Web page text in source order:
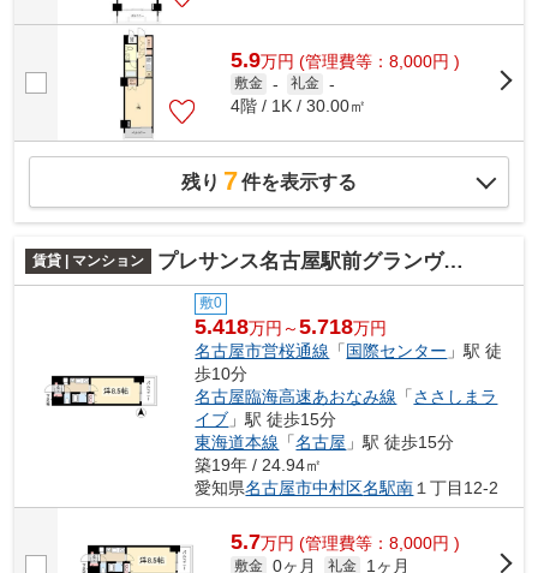
5.9万円 (管理費等：8,000円 )
敷金 - 礼金 -
4階 / 1K / 30.00㎡
残り 7件を表示する
賃貸 | マンション プレサンス名古屋駅前グランヴィル
敷0
5.418万円～5.718万円
名古屋市営桜通線 「国際センター 」駅 徒
歩10分
名古屋臨海高速あおなみ線 「ささしまラ
イブ 」駅 徒歩15分
東海道本線 「名古屋 」駅 徒歩15分
築19年 / 24.94㎡
愛知県名古屋市中村区名駅南 １丁目12-2
5.7万円 (管理費等：8,000円 )
敷金 0ヶ月 礼金
1ヶ月